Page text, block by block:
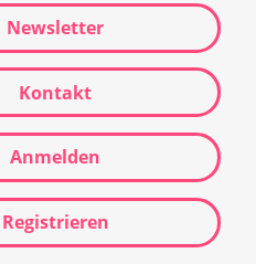
Newsletter
Kontakt
Anmelden
Registrieren